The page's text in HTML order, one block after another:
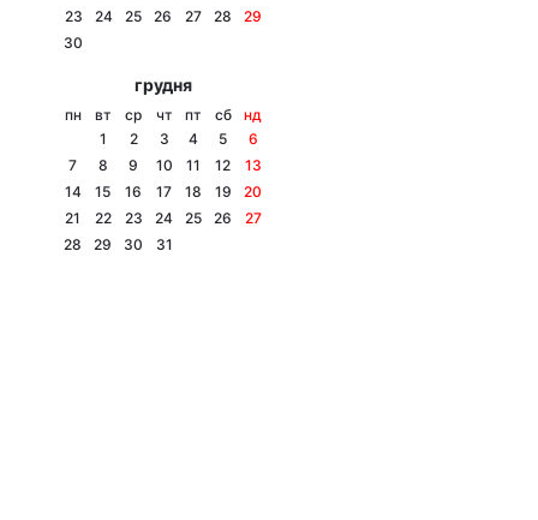
23
24 25 26 27 28
29
30
грудня
пн вт ср чт пт сб
нд
1
2 3 4 5
6
7
8 9 10 11 12
13
14
15 16 17 18 19
20
21
22 23 24 25 26
27
28
29 30 31